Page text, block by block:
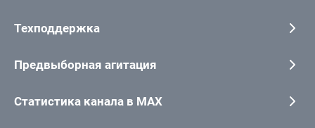
Техподдержка
Предвыборная агитация
Статистика канала в MAX